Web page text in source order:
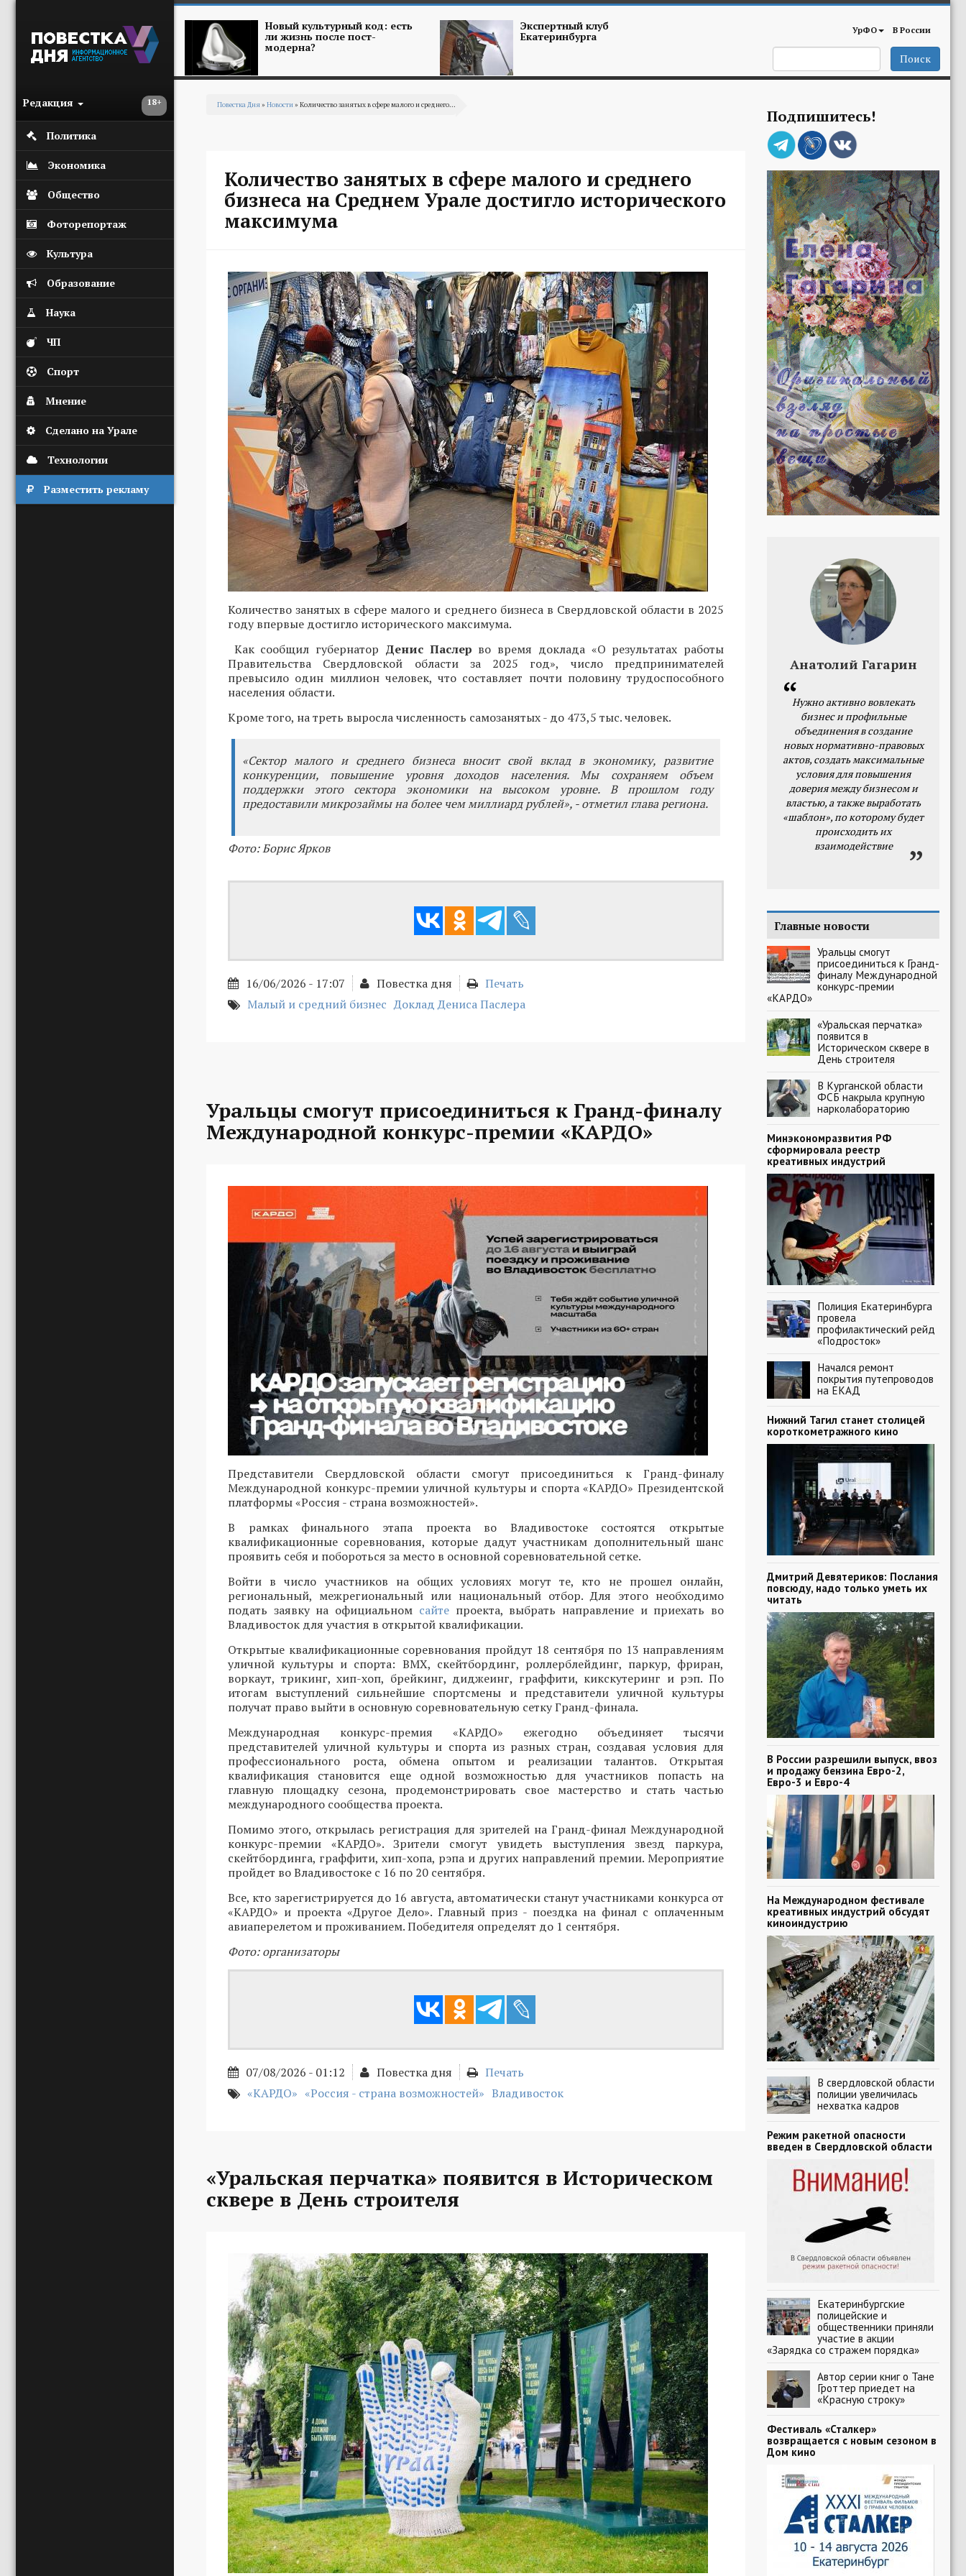
18+
Редакция
Политика
Экономика
Общество
Фоторепортаж
Культура
Образование
Наука
ЧП
Спорт
Мнение
Сделано на Урале
Технологии
Разместить рекламу
Новый культурный код: есть
ли жизнь после пост-
модерна?
Экспертный клуб
Екатеринбурга УрФО В России
Поиск
Повестка Дня» Новости» Количество занятых в сфере малого и среднего...
Количество занятых в сфере малого и среднего
бизнеса на Среднем Урале достигло исторического
максимума
Количество занятых в сфере малого и среднего бизнеса в Свердловской области в 2025
году впервые достигло исторического максимума.
Как сообщил губернатор Денис Паслер во время доклада «О результатах работы
Правительства Свердловской области за 2025 год», число предпринимателей
превысило один миллион человек, что составляет почти половину трудоспособного
населения области.
Кроме того, на треть выросла численность самозанятых - до 473,5 тыс. человек.
«Сектор малого и среднего бизнеса вносит свой вклад в экономику, развитие
конкуренции, повышение уровня доходов населения. Мы сохраняем объем
поддержки этого сектора экономики на высоком уровне. В прошлом году
предоставили микрозаймы на более чем миллиард рублей», - отметил глава региона.
Фото: Борис Ярков
16/06/2026 - 17:07 Повестка дня
Печать
Малый и средний бизнес Доклад Дениса Паслера
Уральцы смогут присоединиться к Гранд-финалу
Международной конкурс-премии «КАРДО»
Представители Свердловской области смогут присоединиться к Гранд-финалу
Международной конкурс-премии уличной культуры и спорта «КАРДО» Президентской
платформы «Россия - страна возможностей».
В рамках финального этапа проекта во Владивостоке состоятся открытые
квалификационные соревнования, которые дадут участникам дополнительный шанс
проявить себя и побороться за место в основной соревновательной сетке.
Войти в число участников на общих условиях могут те, кто не прошел онлайн,
региональный, межрегиональный или национальный отбор. Для этого необходимо
подать заявку на официальном сайтепроекта, выбрать направление и приехать во
Владивосток для участия в открытой квалификации.
Открытые квалификационные соревнования пройдут 18 сентября по 13 направлениям
уличной культуры и спорта: BMX, скейтбординг, роллерблейдинг, паркур, фриран,
воркаут, трикинг, хип-хоп, брейкинг, диджеинг, граффити, кикскутеринг и рэп. По
итогам выступлений сильнейшие спортсмены и представители уличной культуры
получат право выйти в основную соревновательную сетку Гранд-финала.
Международная конкурс-премия «КАРДО» ежегодно объединяет тысячи
представителей уличной культуры и спорта из разных стран, создавая условия для
профессионального роста, обмена опытом и реализации талантов. Открытая
квалификация становится еще одной возможностью для участников попасть на
главную площадку сезона, продемонстрировать свое мастерство и стать частью
международного сообщества проекта.
Помимо этого, открылась регистрация для зрителей на Гранд-финал Международной
конкурс-премии «КАРДО». Зрители смогут увидеть выступления звезд паркура,
скейтбординга, граффити, хип-хопа, рэпа и других направлений премии. Мероприятие
пройдет во Владивостоке с 16 по 20 сентября.
Все, кто зарегистрируется до 16 августа, автоматически станут участниками конкурса от
«КАРДО» и проекта «Другое Дело». Главный приз - поездка на финал с оплаченным
авиаперелетом и проживанием. Победителя определят до 1 сентября.
Фото: организаторы
07/08/2026 - 01:12 Повестка дня
Печать
«КАРДО» «Россия - страна возможностей» Владивосток
«Уральская перчатка» появится в Историческом
сквере в День строителя
Подпишитесь!
Анатолий Гагарин
Нужно активно вовлекать
бизнес и профильные
объединения в создание
новых нормативно-правовых
актов, создать максимальные
условия для повышения
доверия между бизнесом и
властью, а также выработать
«шаблон», по которому будет
происходить их
взаимодействие
Главные новости
Уральцы смогут
присоединиться к Гранд-
финалу Международной
конкурс-премии
«КАРДО»
«Уральская перчатка»
появится в
Историческом сквере в
День строителя
В Курганской области
ФСБ накрыла крупную
нарколабораторию
Минэкономразвития РФ
сформировала реестр
креативных индустрий
Полиция Екатеринбурга
провела
профилактический рейд
«Подросток»
Начался ремонт
покрытия путепроводов
на ЕКАД
Нижний Тагил станет столицей
короткометражного кино
Дмитрий Девятериков: Послания
повсюду, надо только уметь их
читать
В России разрешили выпуск, ввоз
и продажу бензина Евро-2,
Евро-3 и Евро-4
На Международном фестивале
креативных индустрий обсудят
киноиндустрию
В свердловской области
полиции увеличилась
нехватка кадров
Режим ракетной опасности
введен в Свердловской области
Екатеринбургские
полицейские и
общественники приняли
участие в акции
«Зарядка со стражем порядка»
Автор серии книг о Тане
Гроттер приедет на
«Красную строку»
Фестиваль «Сталкер»
возвращается с новым сезоном в
Дом кино